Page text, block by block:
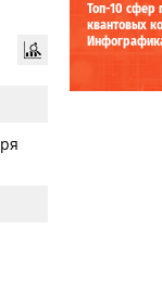
Топ-10 сфер
квантовых